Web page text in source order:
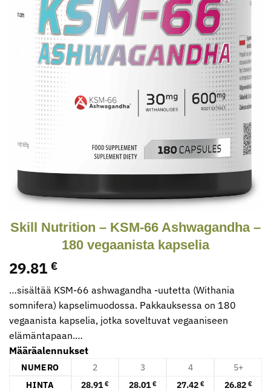
Skill Nutrition – KSM-66 Ashwagandha –
180 vegaanista kapselia
29.81 €
…sisältää KSM-66 ashwagandha -uutetta (Withania
somnifera) kapselimuodossa. Pakkauksessa on 180
vegaanista kapselia, jotka soveltuvat vegaaniseen
elämäntapaan.…
Määräalennukset
NUMERO 2 3 4
5+
HINTA
28.91€ 28.01€ 27.42 € 26.82 €